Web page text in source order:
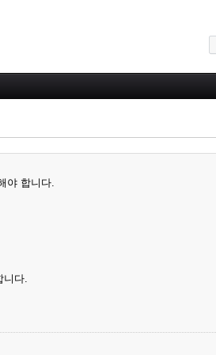
야 합니다.
다.
고 사전통보 없이 회원탈퇴 됩니다. (중요)